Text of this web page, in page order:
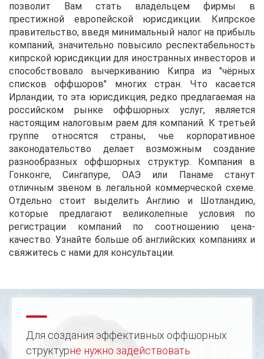
позволит Вам стать владельцем фирмы в
престижной европейской юрисдикции. Кипрское
правительство, введя минимальный налог на прибыль
компаний, значительно повысило респектабельность
кипрской юрисдикции для иностранных инвесторов и
способствовало вычеркиванию Кипра из "чёрных
списков оффшоров" многих стран. Что касается
Ирландии, то эта юрисдикция, редко предлагаемая на
российском рынке оффшорных услуг, является
настоящим налоговым раем для компаний. К третьей
группе относятся страны, чье корпоративное
законодательство делает возможным создание
разнообразных оффшорных структур. Компания в
Гонконге, Сингапуре, ОАЭ или Панаме станут
отличным звеном в легальной коммерческой схеме.
Отдельно стоит выделить Англию и Шотландию,
которые предлагают великолепные условия по
регистрации компаний по соотношению цена-
качество. Узнайте больше об английских компаниях и
свяжитесь с нами для консультации.
Для создания эффективных оффшорных
структурне нужно задействовать